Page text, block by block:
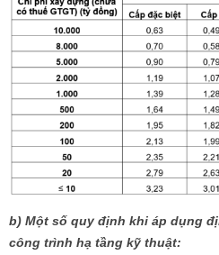
b) Một số quy định khi áp dụng
công trình hạ tầng kỹ thuật: